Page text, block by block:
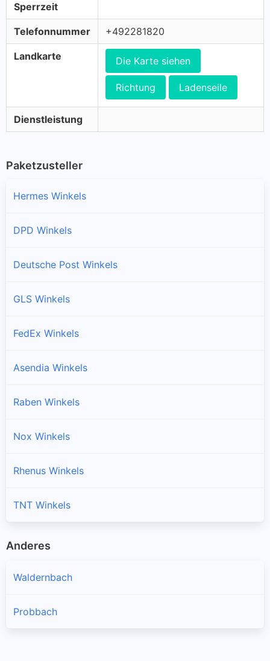
Sperrzeit
Telefonnummer +492281820
Landkarte Die Karte siehen
Richtung Ladenseile
Dienstleistung
Paketzusteller
Hermes Winkels
DPD Winkels
Deutsche Post Winkels
GLS Winkels
FedEx Winkels
Asendia Winkels
Raben Winkels
Nox Winkels
Rhenus Winkels
TNT Winkels
Anderes
Waldernbach
Probbach